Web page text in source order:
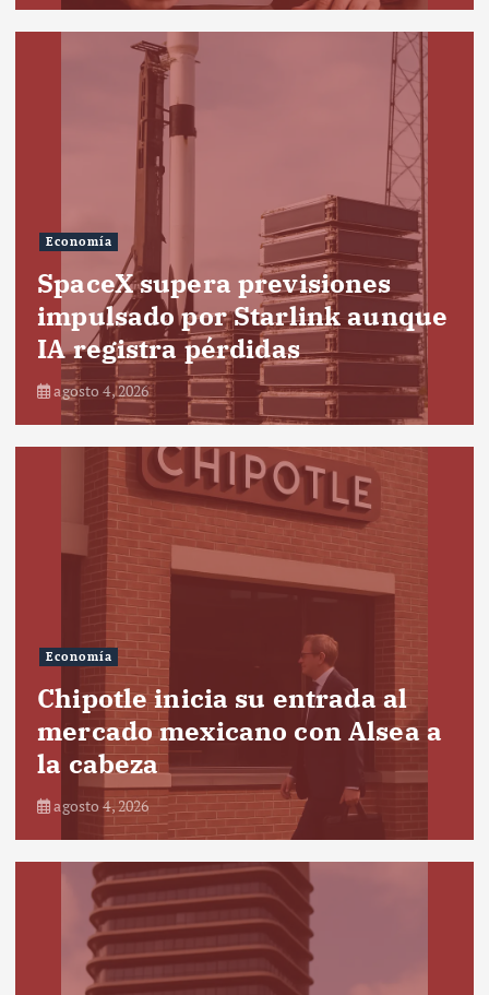
Economía
SpaceX supera previsiones
impulsado por Starlink aunque
IA registra pérdidas
agosto 4, 2026
Economía
Chipotle inicia su entrada al
mercado mexicano con Alsea a
la cabeza
agosto 4, 2026